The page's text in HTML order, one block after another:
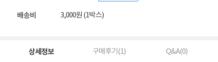
배송비 3,000원 (1박스)
상세정보 구매후기(1) Q&A(0)